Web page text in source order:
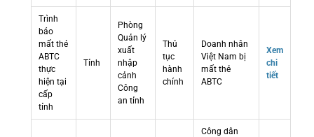
Trình
báo
mất thẻ
ABTC
thực
hiện tại
cấp
tỉnh
Tỉnh
Phòng
Quản lý
xuất
nhập
cảnh
Công
an tỉnh
Thủ
tục
hành
chính
Doanh nhân
Việt Nam bị
mất thẻ
ABTC
Xem
chi
tiết
Công dân